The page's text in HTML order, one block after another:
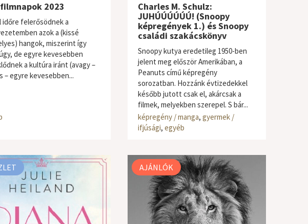
filmnapok 2023
időre felerősödnek a
azok a (kissé
hangok, miszerint így
de egyre kevesebben
a kultúra iránt (avagy –
– egyre kevesebben...
Charles M. Schulz:
JUHÚÚÚÚÚÚ! (Snoopy
képregények 1.) és Snoopy
családi szakácskönyv
Snoopy kutya eredetileg 1950-ben
jelent meg először Amerikában, a
Peanuts című képregény
sorozatban. Hozzánk évtizedekkel
később jutott csak el, akárcsak a
filmek, melyekben szerepel. S bár...
képregény / manga, gyermek /
ifjúsági, egyéb
AJÁNLÓK